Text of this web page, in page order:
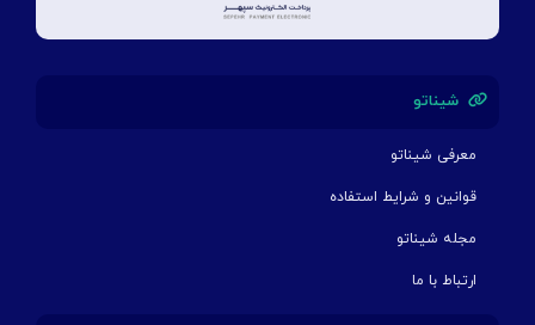
شیناتو
معرفی شیناتو
قوانین و شرایط استفاده
مجله شیناتو
ارتباط با ما